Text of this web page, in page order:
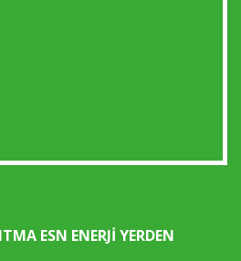
ESN ENERJI YERDEN